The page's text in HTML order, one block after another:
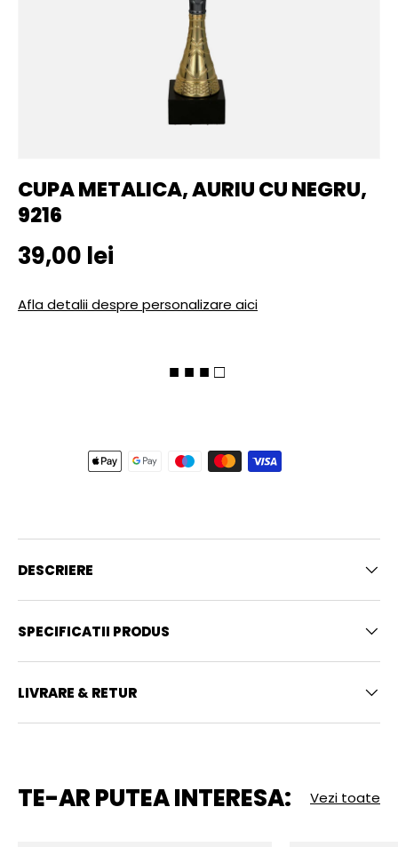
CUPA METALICA, AURIU CU NEGRU,
9216
Pret initial
39,00 lei
Afla detalii despre personalizare aici
■ ■ ■ □
DESCRIERE
SPECIFICATII PRODUS
LIVRARE & RETUR
TE-AR PUTEA INTERESA: Vezi toate